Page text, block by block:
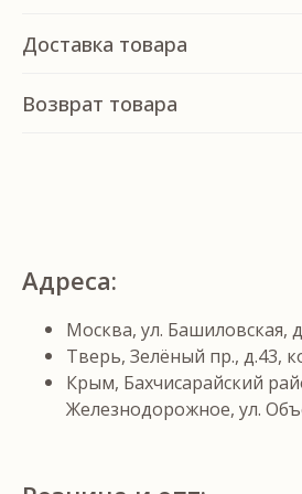
Доставка товара
Возврат товара
Адреса:
Москва, ул. Башиловская,
Тверь, Зелёный пр., д.43,
Крым, Бахчисарайский
Железнодорожное, ул.
Я подтверждаю ознакомление с
Политикой конфиденциальности и
согласие на обработку моих
данныхв порядке и на условиях,